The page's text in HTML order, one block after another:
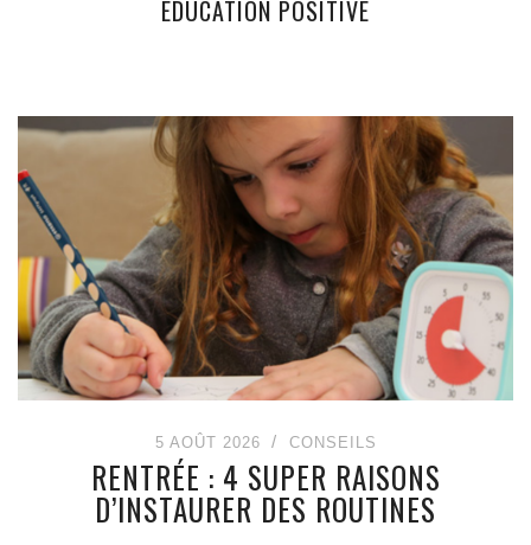
EDUCATION POSITIVE
5 AOÛT 2026 CONSEILS
RENTRÉE : 4 SUPER RAISONS
D’INSTAURER DES ROUTINES